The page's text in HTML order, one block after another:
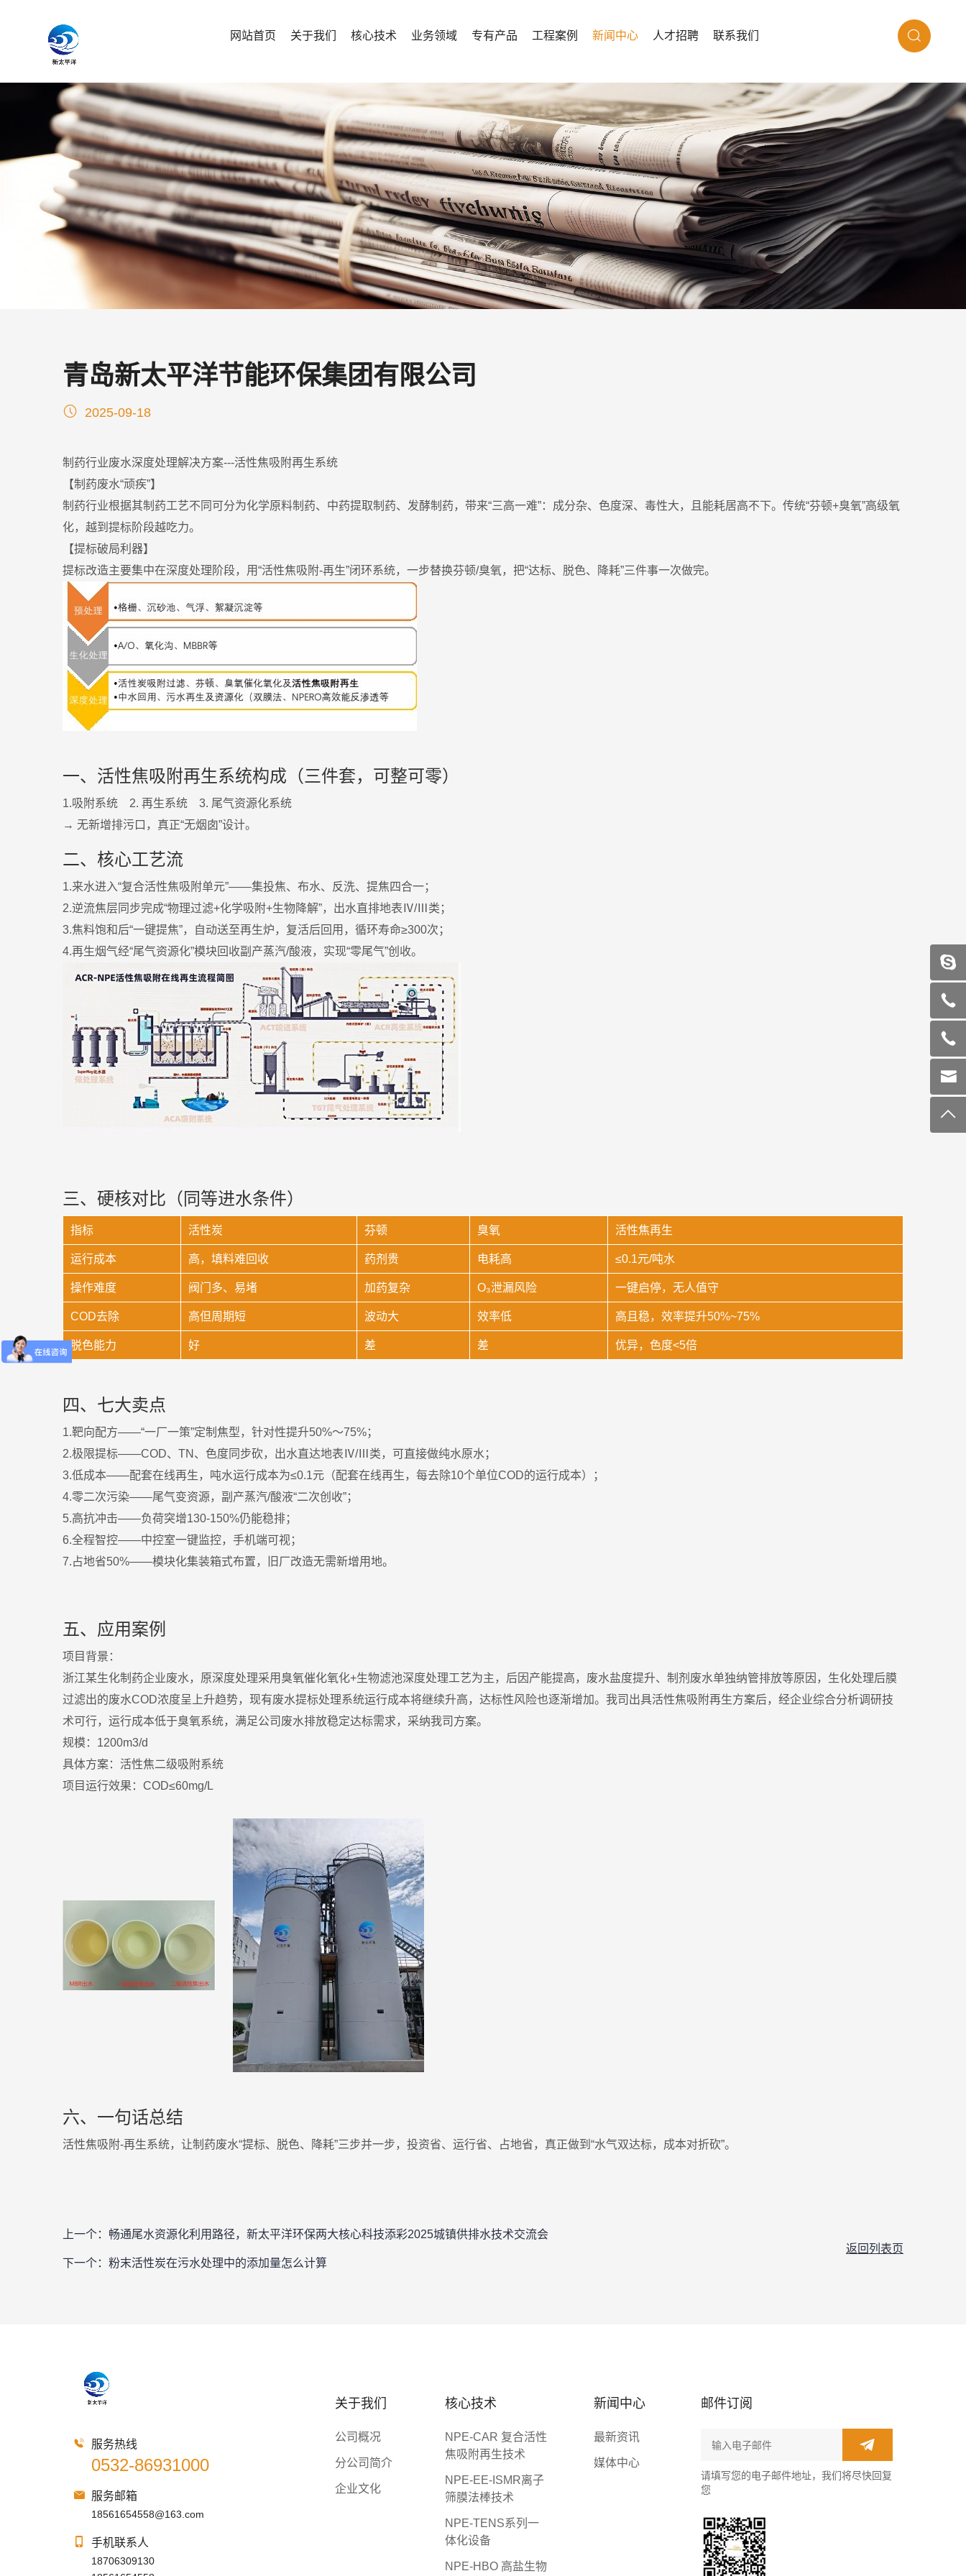
网站首页 关于我们 核心技术 业务领域 专有产品 工程案例 新闻中心 人才招聘 联系我们
青岛新太平洋节能环保集团有限公司
2025-09-18
制药行业废水深度处理解决方案---活性焦吸附再生系统
【制药废水“顽疾”】
制药行业根据其制药工艺不同可分为化学原料制药、中药提取制药、发酵制药，带来“三高一难”：成分杂、色度深、毒性大，且能耗居高不下。传统“芬顿+臭氧”高级氧
化，越到提标阶段越吃力。
【提标破局利器】
提标改造主要集中在深度处理阶段，用“活性焦吸附-再生”闭环系统，一步替换芬顿/臭氧，把“达标、脱色、降耗”三件事一次做完。
一、活性焦吸附再生系统构成（三件套，可整可零）
1.吸附系统 2. 再生系统 3. 尾气资源化系统
→ 无新增排污口，真正“无烟囱”设计。
二、核心工艺流
1.来水进入“复合活性焦吸附单元”——集投焦、布水、反洗、提焦四合一；
2.逆流焦层同步完成“物理过滤+化学吸附+生物降解”，出水直排地表Ⅳ/Ⅲ类；
3.焦料饱和后“一键提焦”，自动送至再生炉，复活后回用，循环寿命≥300次；
4.再生烟气经“尾气资源化”模块回收副产蒸汽/酸液，实现“零尾气”创收。
三、硬核对比（同等进水条件）
指标 活性炭 芬顿 臭氧 活性焦再生
运行成本 高，填料难回收 药剂贵 电耗高 ≤0.1元/吨水
操作难度 阀门多、易堵 加药复杂 O₃泄漏风险 一键启停，无人值守
COD去除 高但周期短 波动大 效率低 高且稳，效率提升50%~75%
脱色能力 好 差 差 优异，色度<5倍
四、七大卖点
1.靶向配方——“一厂一策”定制焦型，针对性提升50%～75%；
2.极限提标——COD、TN、色度同步砍，出水直达地表Ⅳ/Ⅲ类，可直接做纯水原水；
3.低成本——配套在线再生，吨水运行成本为≤0.1元（配套在线再生，每去除10个单位COD的运行成本）；
4.零二次污染——尾气变资源，副产蒸汽/酸液“二次创收”；
5.高抗冲击——负荷突增130-150%仍能稳排；
6.全程智控——中控室一键监控，手机端可视；
7.占地省50%——模块化集装箱式布置，旧厂改造无需新增用地。
五、应用案例
项目背景：
浙江某生化制药企业废水，原深度处理采用臭氧催化氧化+生物滤池深度处理工艺为主，后因产能提高，废水盐度提升、制剂废水单独纳管排放等原因，生化处理后膜
过滤出的废水COD浓度呈上升趋势，现有废水提标处理系统运行成本将继续升高，达标性风险也逐渐增加。我司出具活性焦吸附再生方案后，经企业综合分析调研技
术可行，运行成本低于臭氧系统，满足公司废水排放稳定达标需求，采纳我司方案。
规模：1200m3/d
具体方案：活性焦二级吸附系统
项目运行效果：COD≤60mg/L
六、一句话总结
活性焦吸附-再生系统，让制药废水“提标、脱色、降耗”三步并一步，投资省、运行省、占地省，真正做到“水气双达标，成本对折砍”。
上一个： 畅通尾水资源化利用路径，新太平洋环保两大核心科技添彩2025城镇供排水技术交流会
下一个： 粉末活性炭在污水处理中的添加量怎么计算
返回列表页
服务热线
0532-86931000
服务邮箱
18561654558@163.com
手机联系人
18706309130
关于我们
公司概况
分公司简介
企业文化
核心技术
NPE-CAR 复合活性
焦吸附再生技术
NPE-EE-ISMR离子
筛膜法棒技术
NPE-TENS系列一
体化设备
NPE-HBO 高盐生物
新闻中心
最新资讯
媒体中心
邮件订阅
请填写您的电子邮件地址，我们将尽快回复
您